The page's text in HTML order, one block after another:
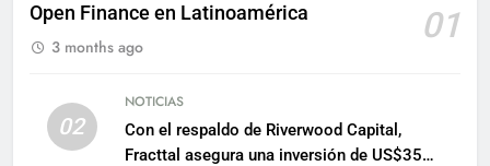
Open Finance en Latinoamérica
01
3 months ago
02
NOTICIAS
Con el respaldo de Riverwood Capital,
Fracttal asegura una inversión de US$35